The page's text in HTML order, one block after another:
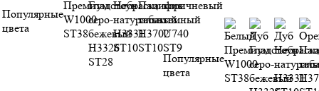
Популярные
цвета
Популярные
цвета